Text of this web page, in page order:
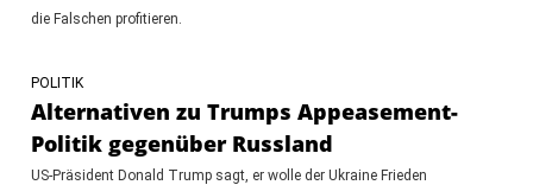
die Falschen profitieren.
POLITIK
Alternativen zu Trumps Appeasement-
Politik gegenüber Russland
US-Präsident Donald Trump sagt, er wolle der Ukraine Frieden